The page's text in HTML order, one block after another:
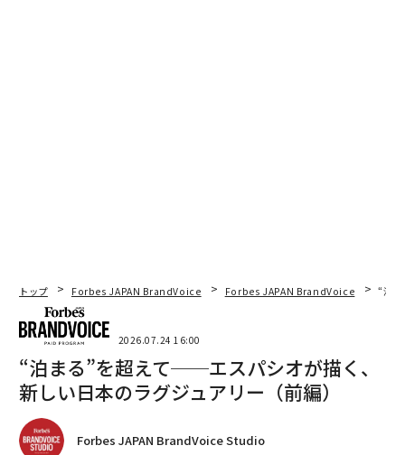
トップ Forbes JAPAN BrandVoice Forbes JAPAN BrandVoice “泊
2026.07.24 16:00
“泊まる”を超えて──エスパシオが描く、
新しい日本のラグジュアリー（前編）
Forbes JAPAN BrandVoice Studio